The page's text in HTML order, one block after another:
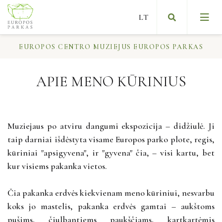
Menas lėtai
Muziejaus įkūrėjo žinutė
EUROPOS CENTRO MUZIEJUS EUROPOS PARKAS
APIE MENO KŪRINIUS
Muziejaus po atviru dangumi ekspozicija – didžiulė. Ji
taip darniai išdėstyta visame Europos parko plote, regis,
kūriniai "apsigyvena", ir "gyvena" čia, – visi kartu, bet
kur visiems pakanka vietos.
Čia pakanka erdvės kiekvienam meno kūriniui, nesvarbu
koks jo mastelis, pakanka erdvės gamtai – aukštoms
pušims, čiulbantiems paukščiams, kartkartėmis